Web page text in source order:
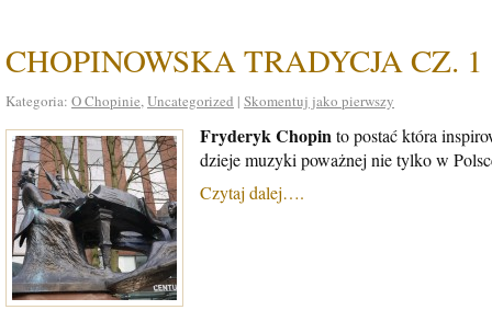
CHOPINOWSKA TRADYCJA CZ. 1
Kategoria: O Chopinie,Uncategorized | Skomentuj jako pierwszy
Fryderyk Chopinto postać która
dzieje muzyki poważnej nie tylko w
Czytaj dalej….